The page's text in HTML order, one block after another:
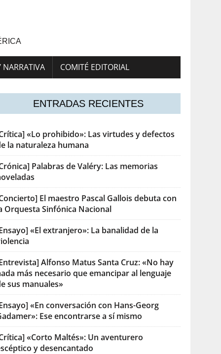
NARRATIVA COMITÉ EDITORIAL
ENTRADAS RECIENTES
«Lo prohibido»: Las virtudes y defectos
la naturaleza humana
Palabras de Valéry: Las memorias
El maestro Pascal Gallois debuta con
Orquesta Sinfónica Nacional
«El extranjero»: La banalidad de la
Alfonso Matus Santa Cruz: «No hay
más necesario que emancipar al lenguaje
sus manuales»
«En conversación con Hans-Georg
Ese encontrarse a sí mismo
«Corto Maltés»: Un aventurero
y desencantado